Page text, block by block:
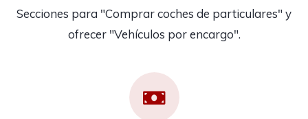
Secciones para "Comprar coches de particulares" y
ofrecer "Vehículos por encargo".